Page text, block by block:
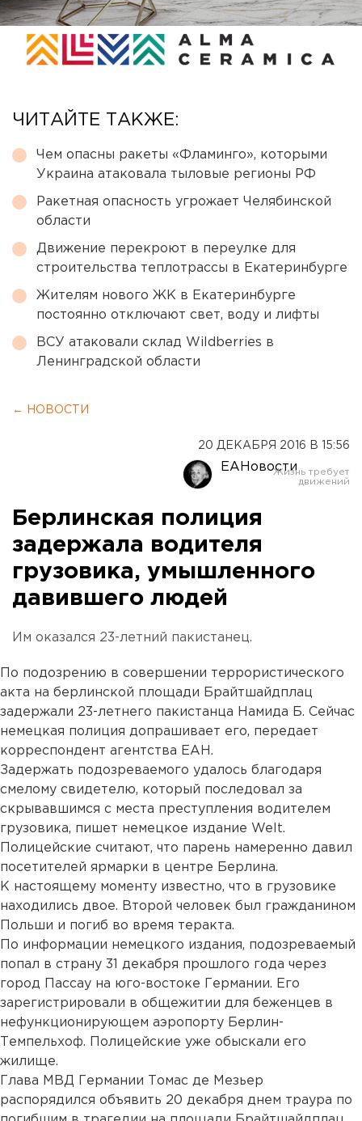
ЧИТАЙТЕ ТАКЖЕ:
Чем опасны ракеты «Фламинго», которыми
Украина атаковала тыловые регионы РФ
Ракетная опасность угрожает Челябинской
области
Движение перекроют в переулке для
строительства теплотрассы в Екатеринбурге
Жителям нового ЖК в Екатеринбурге
постоянно отключают свет, воду и лифты
ВСУ атаковали склад Wildberries в
Ленинградской области
← НОВОСТИ
20 ДЕКАБРЯ 2016 В 15:56
ЕАНовости
Берлинская полиция
задержала водителя
грузовика, умышленного
давившего людей
Им оказался 23-летний пакистанец.
По подозрению в совершении террористического
акта на берлинской площади Брайтшайдплац
задержали 23-летнего пакистанца Намида Б. Сейчас
немецкая полиция допрашивает его, передает
корреспондент агентства ЕАН.
Задержать подозреваемого удалось благодаря
смелому свидетелю, который последовал за
скрывавшимся с места преступления водителем
грузовика, пишет немецкое издание Welt.
Полицейские считают, что парень намеренно давил
посетителей ярмарки в центре Берлина.
К настоящему моменту известно, что в грузовике
находились двое. Второй человек был гражданином
Польши и погиб во время теракта.
По информации немецкого издания, подозреваемый
попал в страну 31 декабря прошлого года через
город Пассау на юго-востоке Германии. Его
зарегистрировали в общежитии для беженцев в
нефункционирующем аэропорту Берлин-
Темпельхоф. Полицейские уже обыскали его
жилище.
Глава МВД Германии Томас де Мезьер
распорядился объявить 20 декабря днем траура по